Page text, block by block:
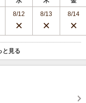
8/12 8/13 8/14
と見る